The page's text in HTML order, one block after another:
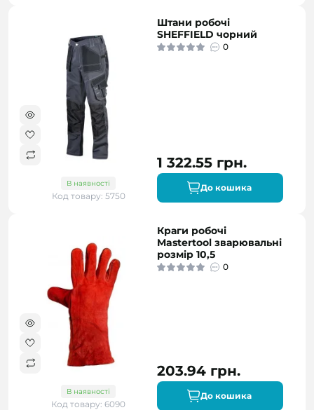
В наявності
Код товару: 5750
Штани робочі
SHEFFIELD чорний
0
1 322.55 грн.
До кошика
В наявності
Код товару: 6090
Краги робочі
Mastertool зварювальні
розмір 10,5
0
203.94 грн.
До кошика